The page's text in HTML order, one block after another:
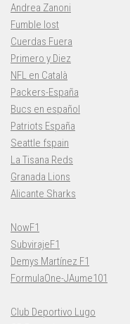
Andrea Zanoni
Fumble lost
Cuerdas Fuera
Primero y Diez
NFL en Català
Packers-España
Bucs en español
Patriots España
Seattle fspain
La Tisana Reds
Granada Lions
Alicante Sharks
NowF1
SubvirajeF1
Demys Martínez F1
FormulaOne-JAume101
Club Deportivo Lugo